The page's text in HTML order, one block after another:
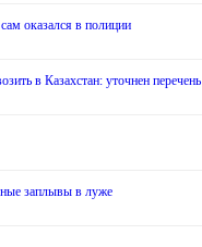
оказался в полиции
в Казахстан: уточнен перечень
заплывы в луже